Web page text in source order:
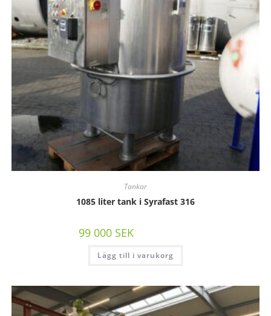
Tankar
1085 liter tank i Syrafast 316
99 000 SEK
Lägg till i varukorg